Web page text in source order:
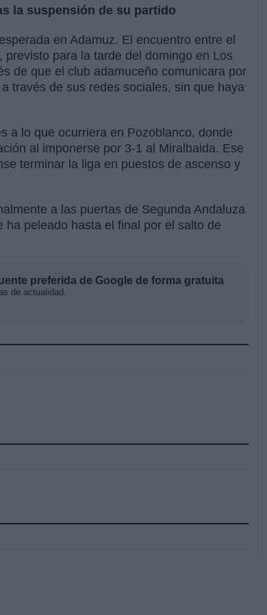
la suspensión de su partido
en Adamuz. El encuentro entre el
para la tarde del domingo en Los
de que el club adamuceño comunicara por
través de sus redes sociales, sin que haya
a lo que ocurriera en Pozoblanco, donde
al imponerse por 3-1 al Miralbaida. Ese
terminar la liga en puestos de ascenso y
a las puertas de Segunda Andaluza
peleado hasta el final por el salto de
preferida de Google de forma gratuita
de actualidad.